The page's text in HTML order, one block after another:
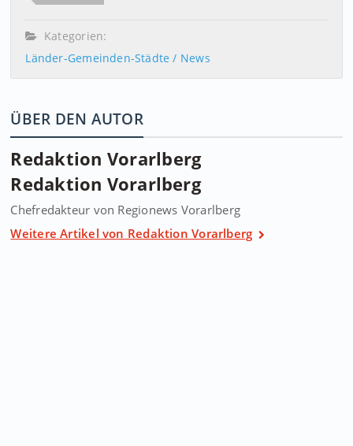
Kategorien:
Länder-Gemeinden-Städte / News
ÜBER DEN AUTOR
Redaktion Vorarlberg
Redaktion Vorarlberg
Chefredakteur von Regionews Vorarlberg
Weitere Artikel von Redaktion Vorarlberg